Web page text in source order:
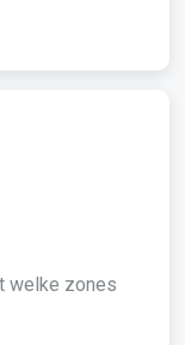
welke zones